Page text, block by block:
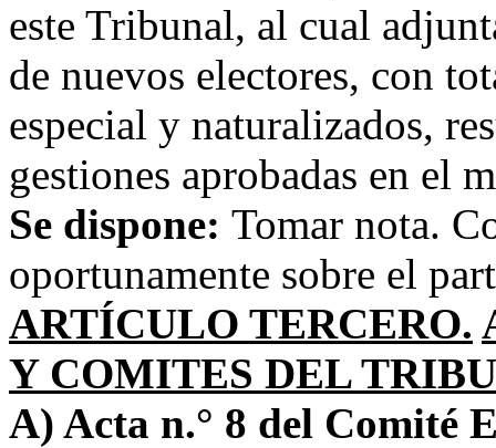
este Tribunal, al cual
de nuevos electores, con
especial y naturalizados,
gestiones aprobadas en el
Se dispone: Tomar nota.
oportunamente sobre el
ARTÍCULO TERCERO.
Y COMITES DEL
A) Acta n.° 8 del Comité